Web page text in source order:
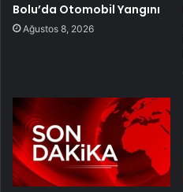
Bolu’da Otomobil Yangını
Ağustos 8, 2026